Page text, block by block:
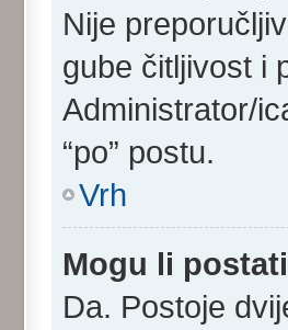
Nije
gube čitljivost i
Administrator/
“po” postu.
Vrh
Mogu li
Da. Postoje